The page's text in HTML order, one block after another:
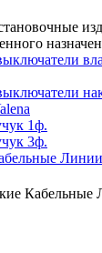
1ф.
3ф.